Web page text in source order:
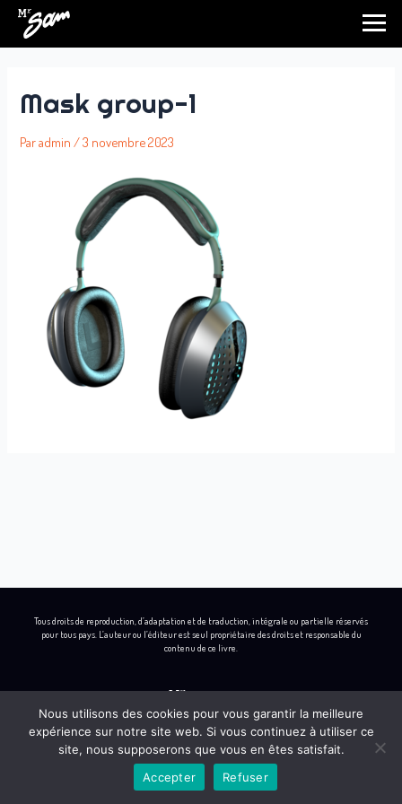
Aller
contenu
Mask group-1
Paradmin /3 novembre 2023
Tous droits de reproduction, d’adaptation et de traduction, intégrale ou partielle réservés
pour tous pays. L’auteur ou l’éditeur est seul propriétaire des droits et responsable du
contenu de ce livre.
L I
n
s
B
e
h
Y
Nous utilisons des cookies pour vous garantir la meilleure
expérience sur notre site web. Si vous continuez à utiliser ce
site, nous supposerons que vous en êtes satisfait.
Accepter
Refuser